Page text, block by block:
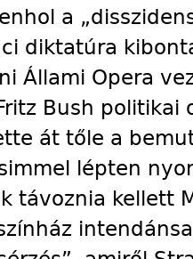
a
diktatúra
Állami Opera
Bush
át tőle a
lépten
távoznia kellett